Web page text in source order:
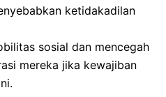
ketidakadilan
sosial dan mencegah
mereka jika kewajiban